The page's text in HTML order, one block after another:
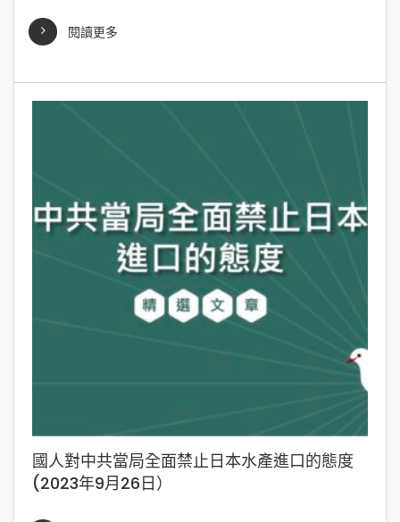
閱讀更多
國人對中共當局全面禁止日本水產進口的態度
(2023年9月26日）